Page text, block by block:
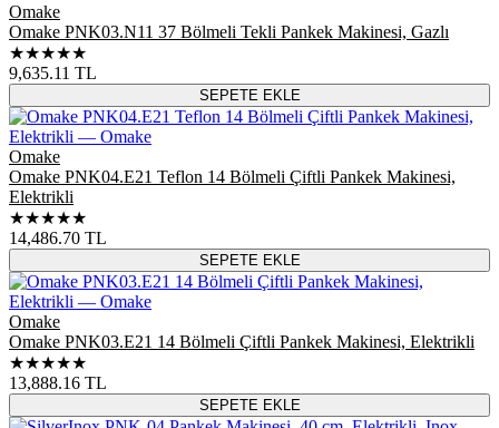
Omake
Omake PNK03.N11 37 Bölmeli Tekli Pankek Makinesi, Gazlı
★★★★★
9,635.11 TL
SEPETE EKLE
Omake
Omake PNK04.E21 Teflon 14 Bölmeli Çiftli Pankek Makinesi,
Elektrikli
★★★★★
14,486.70 TL
SEPETE EKLE
Omake
Omake PNK03.E21 14 Bölmeli Çiftli Pankek Makinesi, Elektrikli
★★★★★
13,888.16 TL
SEPETE EKLE